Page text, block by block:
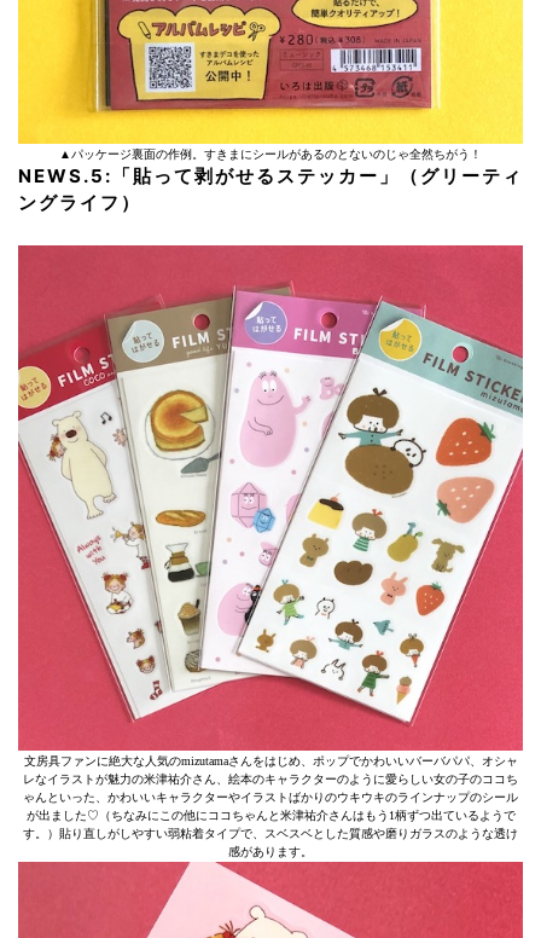
▲パッケージ裏面の作例。すきまにシールがあるのとないのじゃ全然ちがう！
NEWS.5: 「貼って剥がせるステッカー」（グリーティ
ングライフ）
文房具ファンに絶大な人気のmizutamaさんをはじめ、ポップでかわいいバーバパパ、オシャ
レなイラストが魅力の米津祐介さん、絵本のキャラクターのように愛らしい女の子のココち
ゃんといった、かわいいキャラクターやイラストばかりのウキウキのラインナップのシール
が出ました♡（ちなみにこの他にココちゃんと米津祐介さんはもう1柄ずつ出ているようで
す。）貼り直しがしやすい弱粘着タイプで、スベスベとした質感や磨りガラスのような透け
感があります。